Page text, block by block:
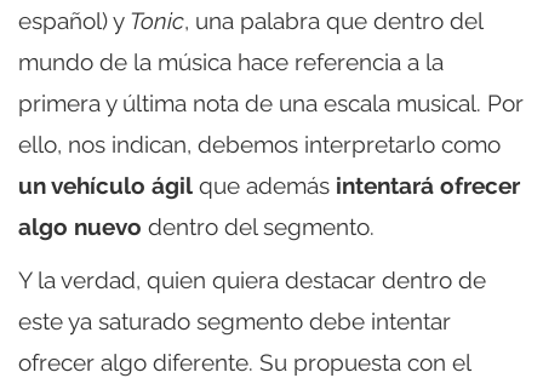
español) y Tonic, una palabra que dentro del
mundo de la música hace referencia a la
primera y última nota de una escala musical. Por
ello, nos indican, debemos interpretarlo como
un vehículo ágil que además intentará ofrecer
algo nuevo dentro del segmento.
Y la verdad, quien quiera destacar dentro de
este ya saturado segmento debe intentar
ofrecer algo diferente. Su propuesta con el